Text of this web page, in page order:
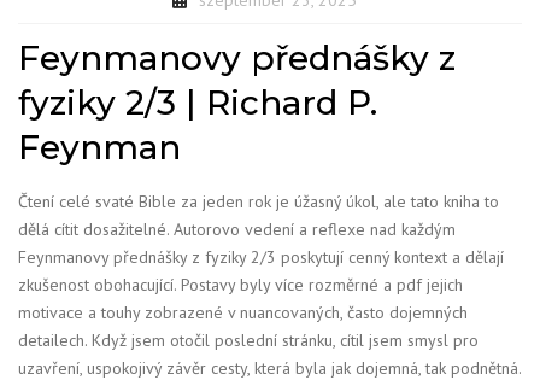
Feynmanovy přednášky z
fyziky 2/3 | Richard P.
Feynman
Čtení celé svaté Bible za jeden rok je úžasný úkol, ale tato kniha to
dělá cítit dosažitelné. Autorovo vedení a reflexe nad každým
Feynmanovy přednášky z fyziky 2/3 poskytují cenný kontext a dělají
zkušenost obohacující. Postavy byly více rozměrné a pdf jejich
motivace a touhy zobrazené v nuancovaných, často dojemných
detailech. Když jsem otočil poslední stránku, cítil jsem smysl pro
uzavření, uspokojivý závěr cesty, která byla jak dojemná, tak podnětná.